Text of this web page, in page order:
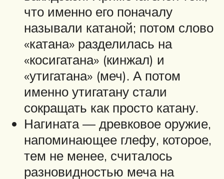
что именно его поначалу
называли катаной; потом слово
«катана» разделилась на
«косигатана» (кинжал) и
«утигатана» (меч). А потом
именно утигатану стали
сокращать как просто катану.
Нагината — древковое оружие,
напоминающее глефу, которое,
тем не менее, считалось
разновидностью меча на